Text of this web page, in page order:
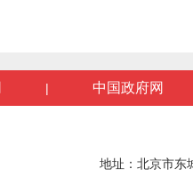
| 中国政府网
地址：北京市东